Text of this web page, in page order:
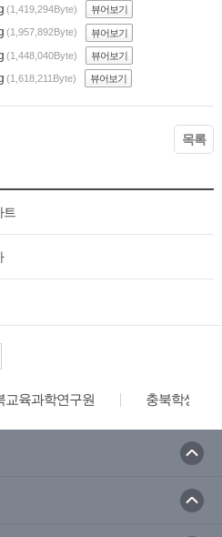
(1,419,294Byte) 뷰어보기
(1,957,892Byte) 뷰어보기
(1,448,040Byte) 뷰어보기
(1,618,211Byte) 뷰어보기
목록
트
교육과학연구원 충북학생교